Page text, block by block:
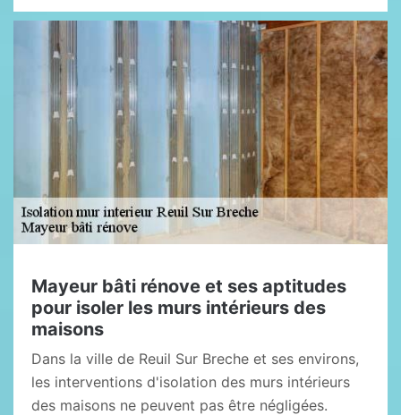
Mayeur bâti rénove et ses aptitudes
pour isoler les murs intérieurs des
maisons
Dans la ville de Reuil Sur Breche et ses environs,
les interventions d'isolation des murs intérieurs
des maisons ne peuvent pas être négligées.